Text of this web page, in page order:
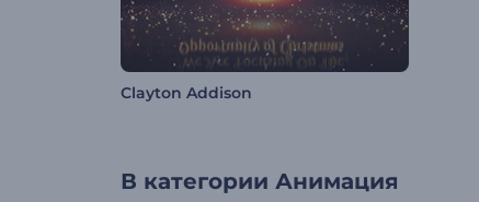
Clayton Addison
В категории Анимация